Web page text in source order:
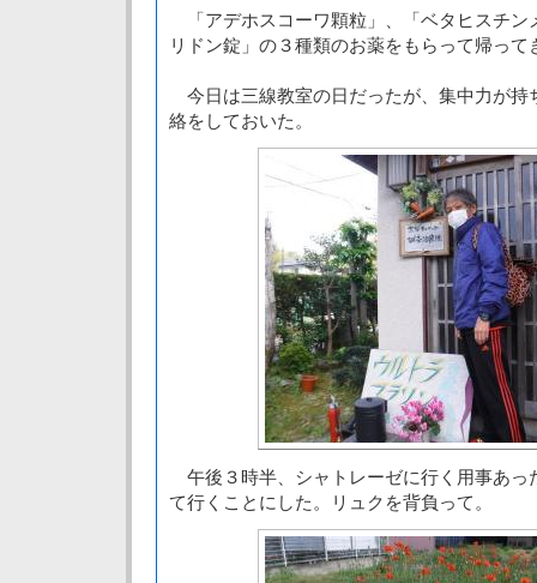
「アデホスコーワ顆粒」、「ベタヒスチン
リドン錠」の３種類のお薬をもらって帰って
今日は三線教室の日だったが、集中力が持
絡をしておいた。
午後３時半、シャトレーゼに行く用事あっ
て行くことにした。リュクを背負って。